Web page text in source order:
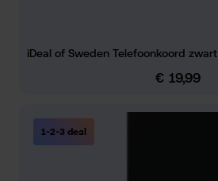
iDeal of Sweden Telefoonkoord zwart
Normale prijs:
€ 19,99
1-2-3 deal